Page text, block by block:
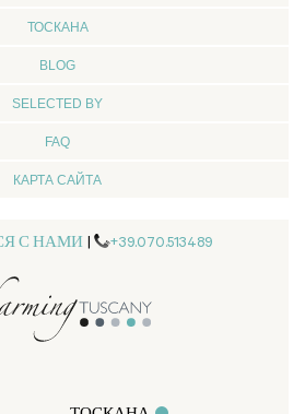
ТОСКАНА
BLOG
SELECTED BY
FAQ
КАРТА САЙТА
С НАМИ +39.070.513489